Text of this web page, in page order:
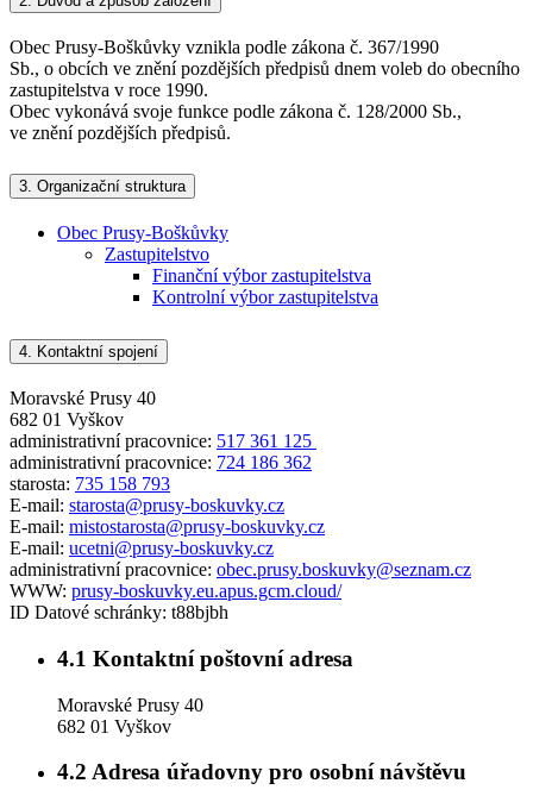
Obec Prusy-Boškůvky vznikla podle zákona č. 367/1990
Sb., o obcích ve znění pozdějších předpisů dnem voleb do obecního
zastupitelstva v roce 1990.
Obec vykonává svoje funkce podle zákona č. 128/2000 Sb.,
ve znění pozdějších předpisů.
3. Organizační struktura
Obec Prusy-Boškůvky
Zastupitelstvo
Finanční výbor zastupitelstva
Kontrolní výbor zastupitelstva
4. Kontaktní spojení
Moravské Prusy 40
682 01 Vyškov
administrativní pracovnice: 517 361 125
administrativní pracovnice: 724 186 362
starosta: 735 158 793
E-mail: starosta@prusy-boskuvky.cz
E-mail: mistostarosta@prusy-boskuvky.cz
E-mail: ucetni@prusy-boskuvky.cz
administrativní pracovnice: obec.prusy.boskuvky@seznam.cz
WWW: prusy-boskuvky.eu.apus.gcm.cloud/
ID Datové schránky: t88bjbh
4.1 Kontaktní poštovní adresa
Moravské Prusy 40
682 01 Vyškov
4.2 Adresa úřadovny pro osobní návštěvu